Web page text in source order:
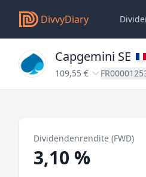
DivvyDiary
Capgemini SE
109,55 €
Dividendenrendite (FWD)
3,10 %